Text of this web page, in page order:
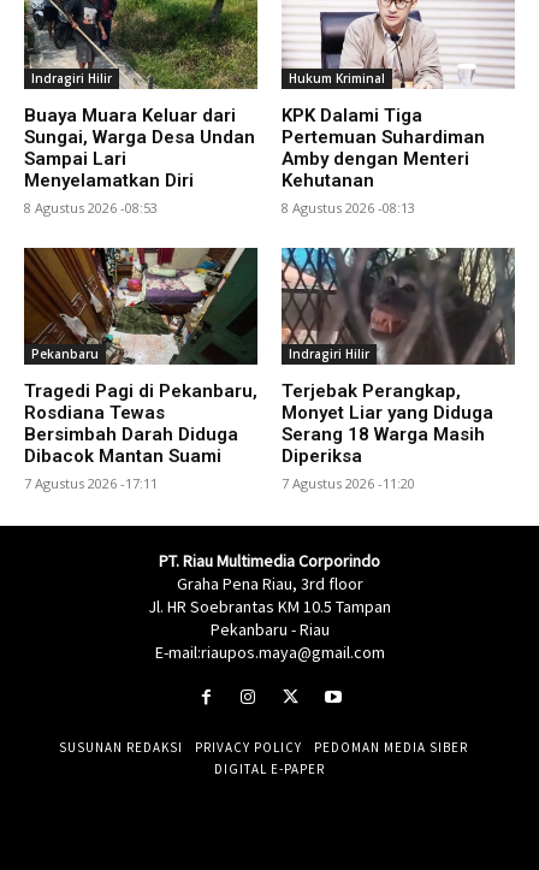
Indragiri Hilir
Buaya Muara Keluar dari
Sungai, Warga Desa Undan
Sampai Lari
Menyelamatkan Diri
8 Agustus 2026 -08:53
Hukum Kriminal
KPK Dalami Tiga
Pertemuan Suhardiman
Amby dengan Menteri
Kehutanan
8 Agustus 2026 -08:13
Pekanbaru
Tragedi Pagi di Pekanbaru,
Rosdiana Tewas
Bersimbah Darah Diduga
Dibacok Mantan Suami
7 Agustus 2026 -17:11
Indragiri Hilir
Terjebak Perangkap,
Monyet Liar yang Diduga
Serang 18 Warga Masih
Diperiksa
7 Agustus 2026 -11:20
PT. Riau Multimedia Corporindo
Graha Pena Riau, 3rd floor
Jl. HR Soebrantas KM 10.5 Tampan
Pekanbaru - Riau
E-mail:riaupos.maya@gmail.com
SUSUNAN REDAKSI PRIVACY POLICY
PEDOMAN MEDIA SIBER
DIGITAL E-PAPER